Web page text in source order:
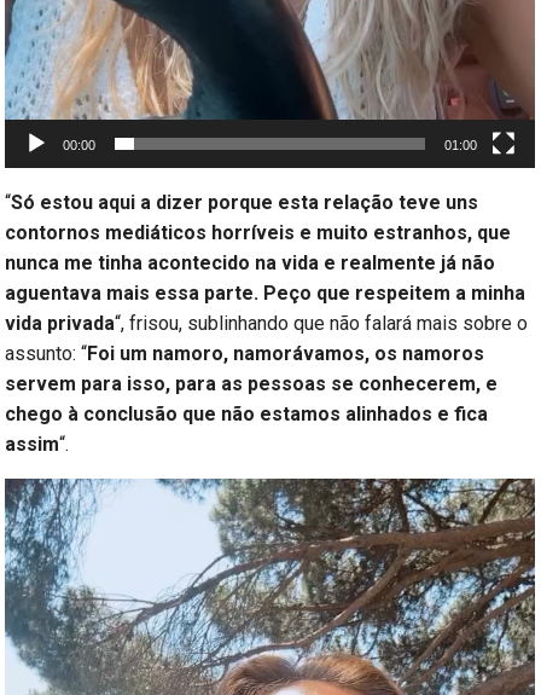
00:00 01:00
“Só estou aqui a dizer porque esta relação teve uns
contornos mediáticos horríveis e muito estranhos, que
nunca me tinha acontecido na vida e realmente já não
aguentava mais essa parte. Peço que respeitem a minha
vida privada“, frisou, sublinhando que não falará mais sobre o
assunto: “Foi um namoro, namorávamos, os namoros
servem para isso, para as pessoas se conhecerem, e
chego à conclusão que não estamos alinhados e fica
assim“.
Reprodutor
de
vídeo